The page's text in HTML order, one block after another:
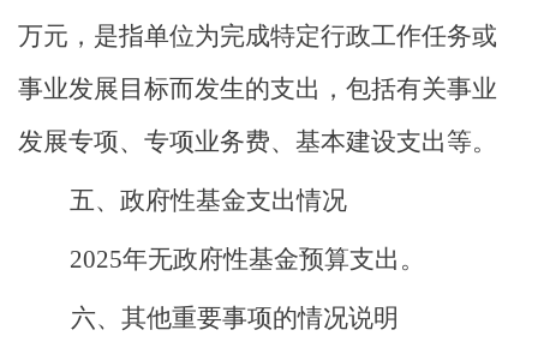
万元，是指单位为完成特定行政工作任务或
事业发展目标而发生的支出，包括有关事业
发展专项、专项业务费、基本建设支出等。
五、政府性基金支出情况
2025年无政府性基金预算支出 。
六、其他重要事项的情况说明